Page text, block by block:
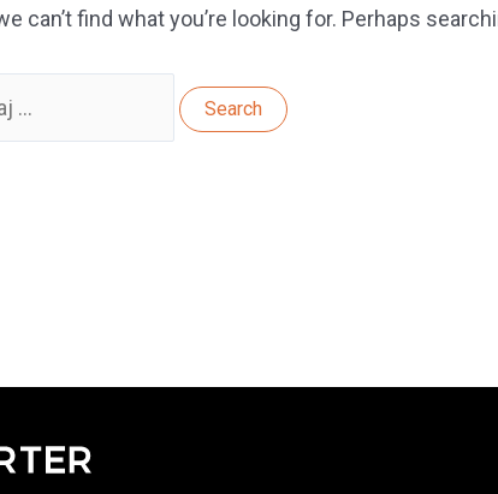
can’t find what you’re looking for. Perhaps